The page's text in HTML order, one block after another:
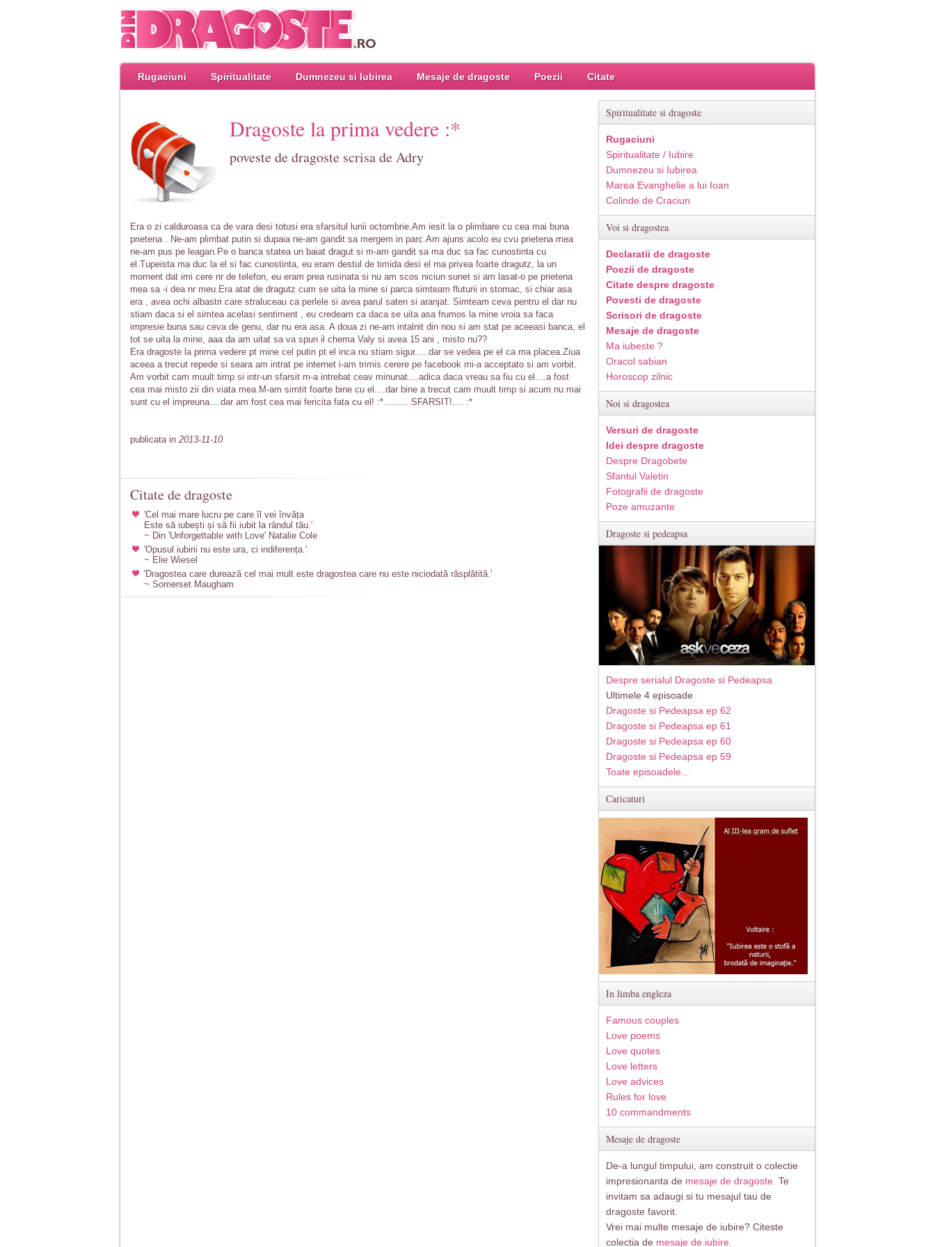
Rugaciuni Spiritualitate Dumnezeu si Iubirea Mesaje de dragoste Poezii Citate
Dragoste la prima vedere :*
poveste de dragoste scrisa de Adry
Era o zi calduroasa ca de vara desi totusi era sfarsitul lunii octombrie.Am iesit la o plimbare cu cea mai buna
prietena . Ne-am plimbat putin si dupaia ne-am gandit sa mergem in parc.Am ajuns acolo eu cvu prietena mea
ne-am pus pe leagan.Pe o banca statea un baiat dragut si m-am gandit sa ma duc sa fac cunostinta cu
el.Tupeista ma duc la el si fac cunostinta, eu eram destul de timida desi el ma privea foarte dragutz, la un
moment dat imi cere nr de telefon, eu eram prea rusinata si nu am scos niciun sunet si am lasat-o pe prietena
mea sa -i dea nr meu.Era atat de dragutz cum se uita la mine si parca simteam fluturii in stomac, si chiar asa
era , avea ochi albastri care straluceau ca perlele si avea parul saten si aranjat. Simteam ceva pentru el dar nu
stiam daca si el simtea acelasi sentiment , eu credeam ca daca se uita asa frumos la mine vroia sa faca
impresie buna sau ceva de genu, dar nu era asa. A doua zi ne-am intalnit din nou si am stat pe aceeasi banca, el
tot se uita la mine, aaa da am uitat sa va spun il chema Valy si avea 15 ani , misto nu??
Era dragoste la prima vedere pt mine cel putin pt el inca nu stiam sigur.....dar se vedea pe el ca ma placea.Ziua
aceea a trecut repede si seara am intrat pe internet i-am trimis cerere pe facebook mi-a acceptato si am vorbit.
Am vorbit cam muult timp si intr-un sfarsit m-a intrebat ceav minunat....adica daca vreau sa fiu cu el....a fost
cea mai misto zii din viata mea.M-am simtit foarte bine cu el....dar bine a trecut cam muult timp si acum nu mai
sunt cu el impreuna....dar am fost cea mai fericita fata cu el! :*......... SFARSIT!.... :*
publicata in 2013-11-10
Citate de dragoste
'Cel mai mare lucru pe care îl vei învăța
Este să iubești și să fii iubit la rândul tău.'
~ Din 'Unforgettable with Love' Natalie Cole
'Opusul iubirii nu este ura, ci indiferența.'
~ Elie Wiesel
'Dragostea care durează cel mai mult este dragostea care nu este niciodată răsplătită.'
~ Somerset Maugham
Spiritualitate si dragoste
Rugaciuni
Spiritualitate / Iubire
Dumnezeu si Iubirea
Marea Evanghelie a lui Ioan
Colinde de Craciun
Voi si dragostea
Declaratii de dragoste
Poezii de dragoste
Citate despre dragoste
Povesti de dragoste
Scrisori de dragoste
Mesaje de dragoste
Ma iubeste ?
Oracol sabian
Horoscop zilnic
Noi si dragostea
Versuri de dragoste
Idei despre dragoste
Despre Dragobete
Sfantul Valetin
Fotografii de dragoste
Poze amuzante
Dragoste si pedeapsa
Despre serialul Dragoste si Pedeapsa
Ultimele 4 episoade
Dragoste si Pedeapsa ep 62
Dragoste si Pedeapsa ep 61
Dragoste si Pedeapsa ep 60
Dragoste si Pedeapsa ep 59
Toate episoadele...
Caricaturi
In limba engleza
Famous couples
Love poems
Love quotes
Love letters
Love advices
Rules for love
10 commandments
Mesaje de dragoste
De-a lungul timpului, am construit o colectie
impresionanta de mesaje de dragoste . Te
invitam sa adaugi si tu mesajul tau de
dragoste favorit.
Vrei mai multe mesaje de iubire? Citeste
colectia de mesaje de iubire.